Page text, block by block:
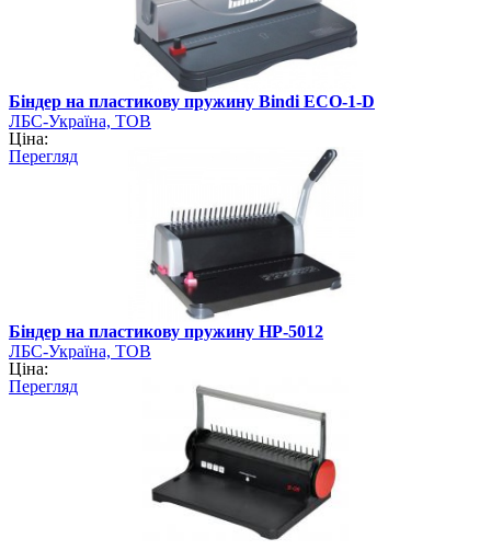
Біндер на пластикову пружину Bindi ECO-1-D
ЛБС-Україна, ТОВ
Ціна:
Перегляд
Біндер на пластикову пружину HP-5012
ЛБС-Україна, ТОВ
Ціна:
Перегляд